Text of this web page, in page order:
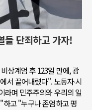
단죄하고 가자!
상계엄 후 123일 만에, 광
서 끌어내렸다". 노동자∙시
라며 민주주의와 우리의 일
고 "누구나 존엄하고 평